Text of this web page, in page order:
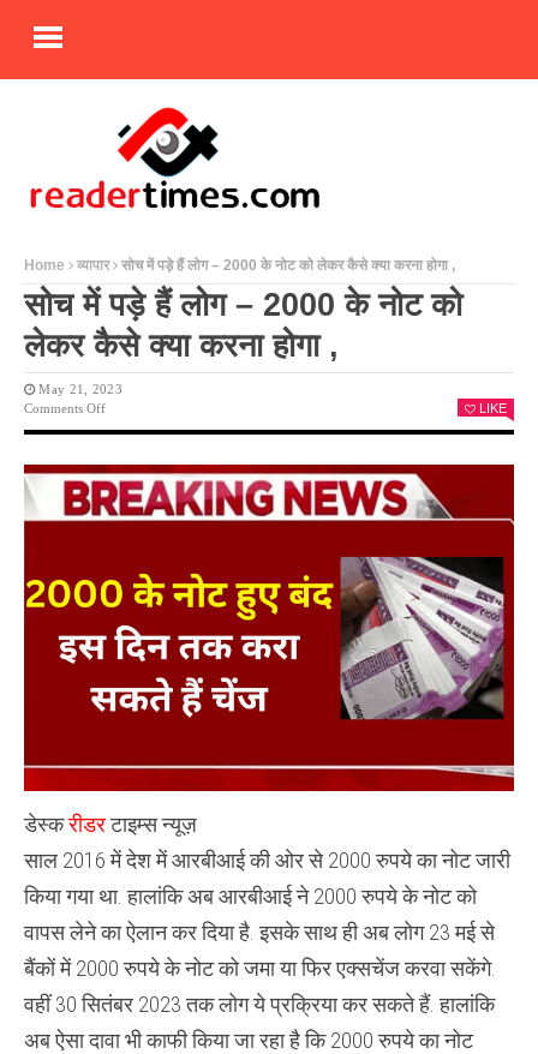
Home व्यापार सोच में पड़े हैं लोग – 2000 के नोट को लेकर कैसे क्या करना होगा ,
सोच में पड़े हैं लोग – 2000 के नोट को
लेकर कैसे क्या करना होगा ,
May 21, 2023
Comments OffOn
पड़े
हैं
लोग
–
नोट
को
कैसे
क्या
होगा
,
LIKE
डेस्करीडरटाइम्स न्यूज़
साल 2016 में देश में आरबीआई की ओर से 2000 रुपये का नोट जारी
किया गया था. हालांकि अब आरबीआई ने 2000 रुपये के नोट को
वापस लेने का ऐलान कर दिया है. इसके साथ ही अब लोग 23 मई से
बैंकों में 2000 रुपये के नोट को जमा या फिर एक्सचेंज करवा सकेंगे.
वहीं 30 सितंबर 2023 तक लोग ये प्रक्रिया कर सकते हैं. हालांकि
अब ऐसा दावा भी काफी किया जा रहा है कि 2000 रुपये का नोट